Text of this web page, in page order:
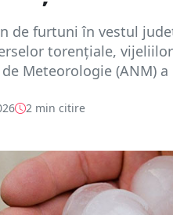
de furtuni în vestul
torențiale,
Meteorologie (ANM) a
2 min citire